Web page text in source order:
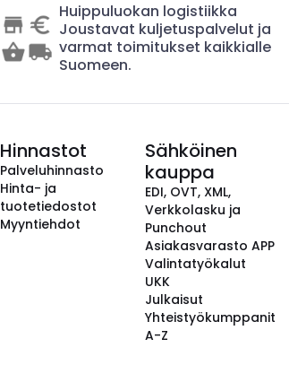
Huippuluokan logistiikka
Joustavat kuljetuspalvelut ja
varmat toimitukset kaikkialle
Suomeen.
Hinnastot
Palveluhinnasto
Hinta- ja
tuotetiedostot
Myyntiehdot
Sähköinen
kauppa
EDI, OVT, XML,
Verkkolasku ja
Punchout
Asiakasvarasto APP
Valintatyökalut
UKK
Julkaisut
Yhteistyökumppanit
A-Z